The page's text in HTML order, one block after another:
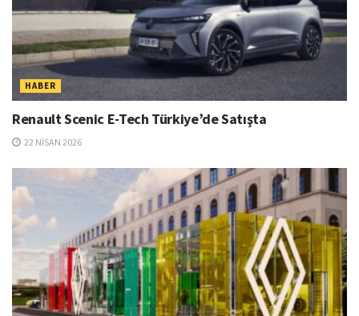
HABER
Renault Scenic E-Tech Türkiye’de Satışta
22 NISAN 2026